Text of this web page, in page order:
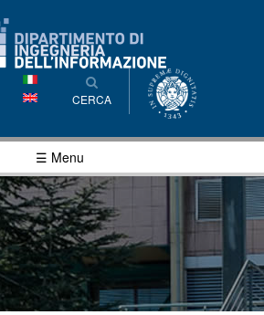
contenuto
principale
CERCA
☰ Menu